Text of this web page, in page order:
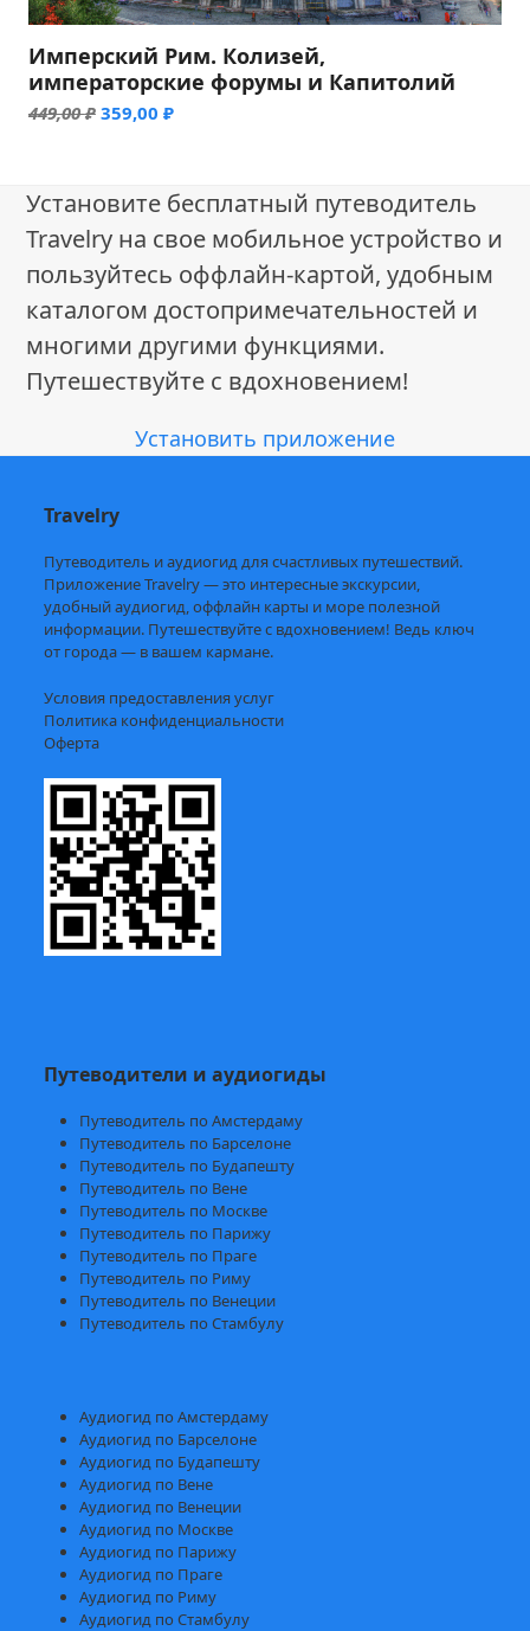
Имперский Рим. Колизей,
императорские форумы и Капитолий
449,00₽ Первоначальная
359,00 ₽Текущая
Установите бесплатный путеводитель
Travelry на свое мобильное устройство и
пользуйтесь оффлайн-картой, удобным
каталогом достопримечательностей и
многими другими функциями.
Путешествуйте с вдохновением!
Установить приложение
Travelry
Путеводитель и аудиогид для счастливых путешествий.
Приложение Travelry — это интересные экскурсии,
удобный аудиогид, оффлайн карты и море полезной
информации. Путешествуйте с вдохновением! Ведь ключ
от города — в вашем кармане.
Условия предоставления услуг
Политика конфиденциальности
Оферта
Путеводители и аудиогиды
Путеводитель по Амстердаму
Путеводитель по Барселоне
Путеводитель по Будапешту
Путеводитель по Вене
Путеводитель по Москве
Путеводитель по Парижу
Путеводитель по Праге
Путеводитель по Риму
Путеводитель по Венеции
Путеводитель по Стамбулу
Аудиогид по Амстердаму
Аудиогид по Барселоне
Аудиогид по Будапешту
Аудиогид по Вене
Аудиогид по Венеции
Аудиогид по Москве
Аудиогид по Парижу
Аудиогид по Праге
Аудиогид по Риму
Аудиогид по Стамбулу